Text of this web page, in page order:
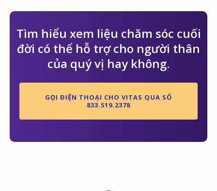
Tìm hiểu xem liệu chăm sóc cuối
đời có thể hỗ trợ cho người thân
của quý vị hay không.
GỌI ĐIỆN THOẠI CHO VITAS QUA SỐ
833.519.2378